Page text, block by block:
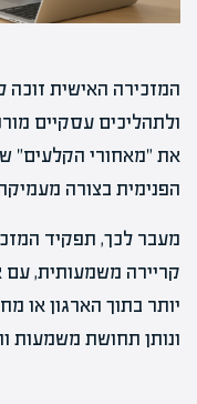
המזכירה האישית
ולתהליכים עסקיים
את "מאחורי הקלעים"
הפנימית בצורה
מעבר לכך, תפקיד
קריירה משמעותית, עם
יותר בתוך הארגון או
ונותן תחושת משמעות